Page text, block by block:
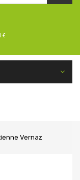
€
Vernaz